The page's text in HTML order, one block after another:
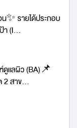
✨ รายได้ประกอบ
า (I...
แลผิว (BA)📌
2 สาข...